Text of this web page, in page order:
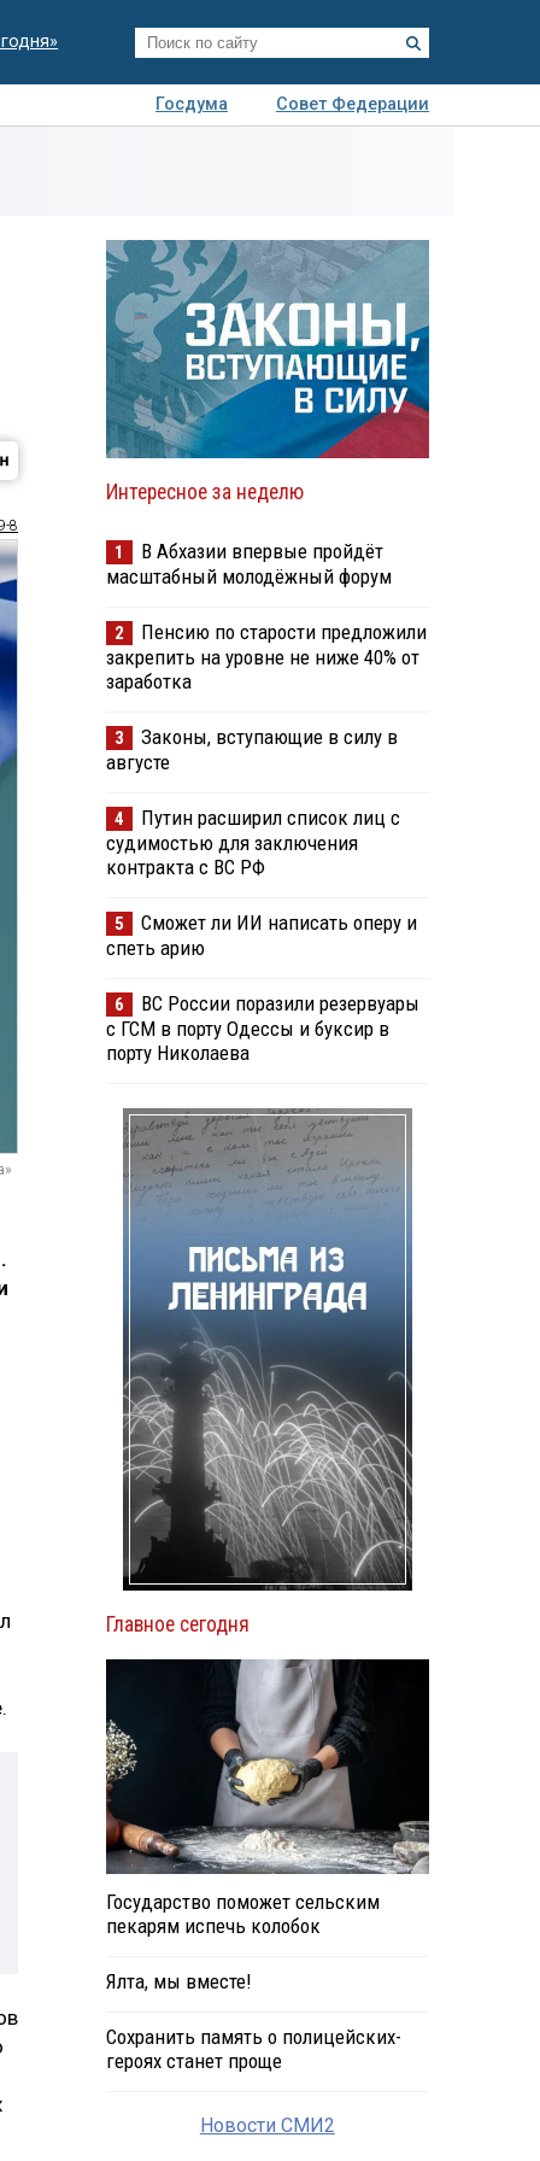
Госдума
Совет Федерации
8
Интересное за неделю
1
В Абхазии впервые пройдёт
масштабный молодёжный форум
2
Пенсию по старости предложили
закрепить на уровне не ниже 40% от
заработка
3
Законы, вступающие в силу в
августе
4
Путин расширил список лиц с
судимостью для заключения
контракта с ВС РФ
5
Сможет ли ИИ написать оперу и
спеть арию
6
ВС России поразили резервуары
с ГСМ в порту Одессы и буксир в
порту Николаева
Главное сегодня
Государство поможет сельским
пекарям испечь колобок
Ялта, мы вместе!
Сохранить память о полицейских-
героях станет проще
Новости СМИ2